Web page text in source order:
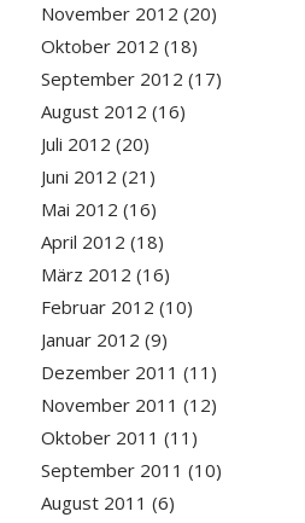
November 2012 (20)
Oktober 2012 (18)
September 2012 (17)
August 2012 (16)
Juli 2012 (20)
Juni 2012 (21)
Mai 2012 (16)
April 2012 (18)
März 2012 (16)
Februar 2012 (10)
Januar 2012 (9)
Dezember 2011 (11)
November 2011 (12)
Oktober 2011 (11)
September 2011 (10)
August 2011 (6)